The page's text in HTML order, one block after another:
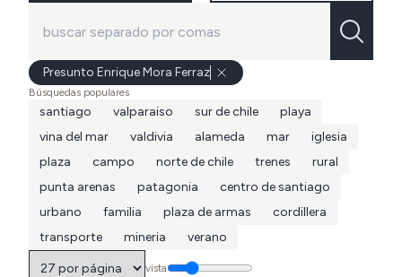
Presunto Enrique Mora Ferraz
Búsquedas populares
santiago valparaiso sur de chile
playa
vina del mar
valdivia alameda mar
iglesia
plaza
campo norte de chile trenes
rural
punta arenas
patagonia
centro de santiago
urbano
familia plaza de armas
cordillera
transporte
mineria verano
vista